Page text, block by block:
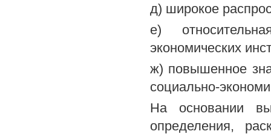
д) широкое
е)
экономических
ж) повышенное
социально-
На основании
определения,